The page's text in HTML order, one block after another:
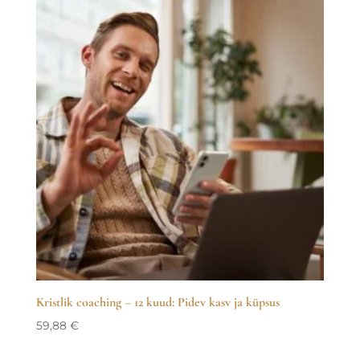
Kristlik coaching – 12 kuud: Pidev kasv ja küpsus
59,88 €